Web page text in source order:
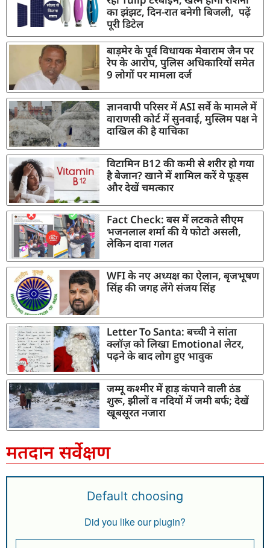
का झंझट, दिन-रात बनेगी बिजली, पढ़ें
पूरी डिटेल
बाड़मेर के पूर्व विधायक मेवाराम जैन पर
रेप के आरोप, पुलिस अधिकारियों समेत
9 लोगों पर मामला दर्ज
ज्ञानवापी परिसर में ASI सर्वे के मामले में
वाराणसी कोर्ट में सुनवाई, मुस्लिम पक्ष ने
दाखिल की है याचिका
विटामिन B12 की कमी से शरीर हो गया
है बेजान? खाने में शामिल करें ये फूड्स
और देखें चमत्कार
Fact Check: बस में लटकते सीएम
भजनलाल शर्मा की ये फोटो असली,
लेकिन दावा गलत
WFI के नए अध्यक्ष का ऐलान, बृजभूषण
सिंह की जगह लेंगे संजय सिंह
Letter To Santa: बच्ची ने सांता
क्लॉज़ को लिखा Emotional लेटर,
पढ़ने के बाद लोग हुए भावुक
जम्मू कश्मीर में हाड़ कंपाने वाली ठंड
शुरू, झीलों व नदियों में जमी बर्फ; देखें
खूबसूरत नजारा
मतदान सर्वेक्षण
Default choosing
Did you like our plugin?